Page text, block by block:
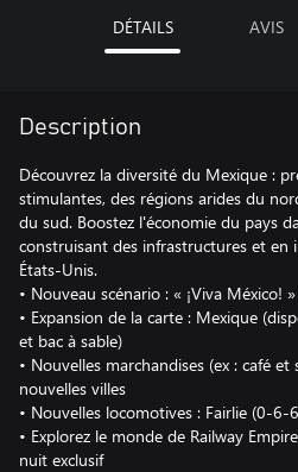
DÉTAILS AVIS
Description
Découvrez la diversité du Mexique :
stimulantes, des régions arides du
du sud. Boostez l'économie du pays
construisant des infrastructures et en
États-Unis.
• Nouveau scénario : « ¡Viva México!
• Expansion de la carte : Mexique
et bac à sable)
• Nouvelles marchandises (ex : café
nouvelles villes
• Nouvelles locomotives : Fairlie (0-
• Explorez le monde de Railway
nuit exclusif